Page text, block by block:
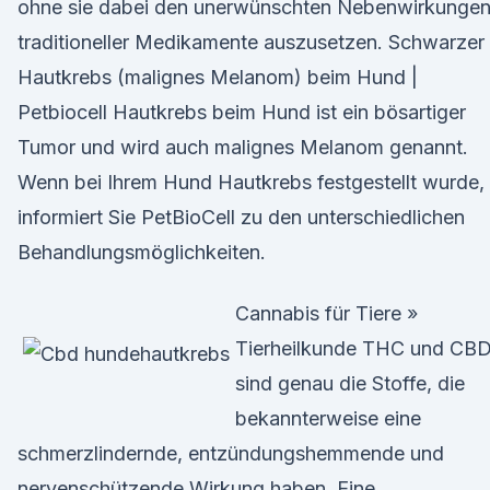
ohne sie dabei den unerwünschten Nebenwirkungen
traditioneller Medikamente auszusetzen. Schwarzer
Hautkrebs (malignes Melanom) beim Hund |
Petbiocell Hautkrebs beim Hund ist ein bösartiger
Tumor und wird auch malignes Melanom genannt.
Wenn bei Ihrem Hund Hautkrebs festgestellt wurde,
informiert Sie PetBioCell zu den unterschiedlichen
Behandlungsmöglichkeiten.
Cannabis für Tiere »
Tierheilkunde THC und
sind genau die Stoffe, die
bekannterweise eine
schmerzlindernde, entzündungshemmende und